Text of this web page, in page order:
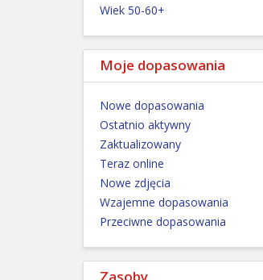
Wiek 50-60+
Moje dopasowania
Nowe dopasowania
Ostatnio aktywny
Zaktualizowany
Teraz online
Nowe zdjęcia
Wzajemne dopasowania
Przeciwne dopasowania